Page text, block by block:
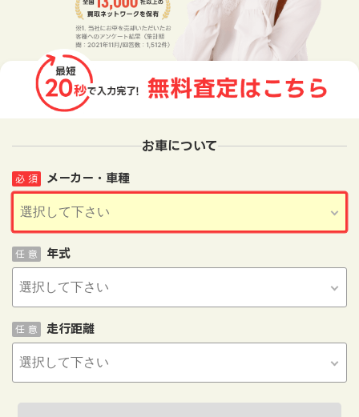
お車について
メーカー・車種
必 須
年式
任 意
走行距離
任 意